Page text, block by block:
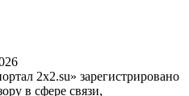
2x2.su» зарегистрировано
в сфере связи,